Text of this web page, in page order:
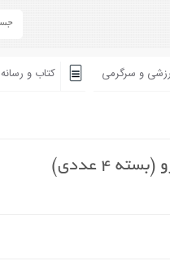
و سرگرمی کتاب و رسانه
4 عددی)